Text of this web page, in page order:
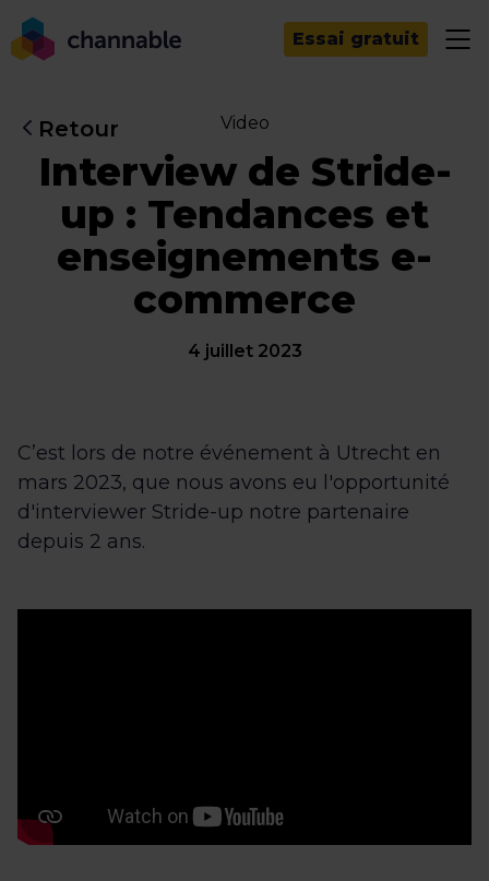
Essai gratuit
Retour Video
Interview de Stride-
up : Tendances et
enseignements e-
commerce
4 juillet 2023
C’est lors de notre événement à Utrecht en
mars 2023, que nous avons eu l'opportunité
d'interviewer Stride-up notre partenaire
depuis 2 ans.